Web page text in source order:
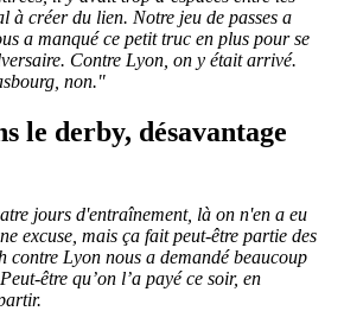
à créer du lien. Notre jeu de passes a
a manqué ce petit truc en plus pour se
Contre Lyon, on y était arrivé.
non."
le derby, désavantage
jours d'entraînement, là on n'en a eu
excuse, mais ça fait peut-être partie des
contre Lyon nous a demandé beaucoup
être qu’on l’a payé ce soir, en